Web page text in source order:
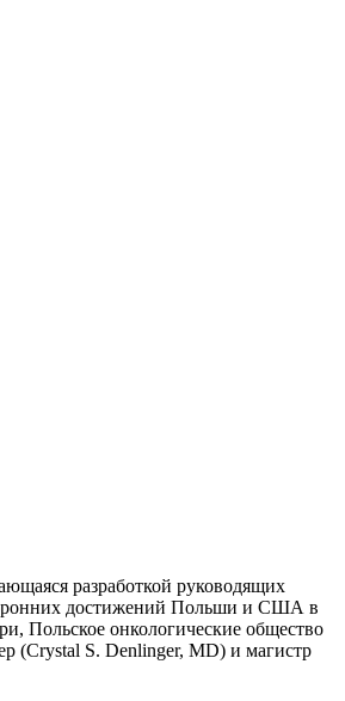
разработкой руководящих
достижений Польши и США в
Польское онкологические общество
(Crystal S. Denlinger, MD) и магистр